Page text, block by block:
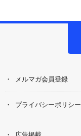
メルマガ会員登録
プライバシーポリシー